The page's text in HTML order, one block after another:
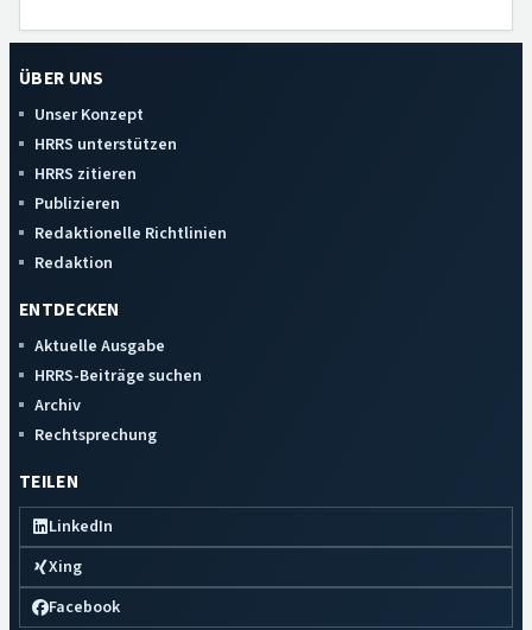
ÜBER UNS
Unser Konzept
HRRS unterstützen
HRRS zitieren
Publizieren
Redaktionelle Richtlinien
Redaktion
ENTDECKEN
Aktuelle Ausgabe
HRRS-Beiträge suchen
Archiv
Rechtsprechung
TEILEN
LinkedIn
Xing
Facebook